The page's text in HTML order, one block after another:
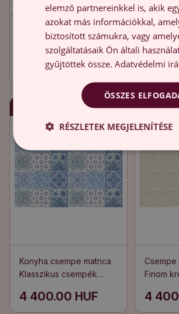
Fali csempe matrica
erezettel
4 400.00 HUF
Konyha
türkiz
4
Konyha csempe matrica
Klasszikus csempék
4 400.00 HUF
Gyors
Csempe
Finom
4
elemző partnereinkkel is, akik
azokat más információkkal,
biztosított számukra, vagy
szolgáltatásaik Ön általi
gyűjtöttek össze.Adatvédelmi
ÖSSZES
RÉSZLETEK MEGJELENÍTÉSE